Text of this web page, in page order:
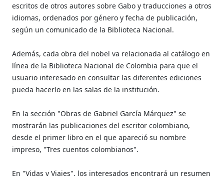
escritos de otros autores sobre Gabo y traducciones a otros
idiomas, ordenados por género y fecha de publicación,
según un comunicado de la Biblioteca Nacional.
Además, cada obra del nobel va relacionada al catálogo en
línea de la Biblioteca Nacional de Colombia para que el
usuario interesado en consultar las diferentes ediciones
pueda hacerlo en las salas de la institución.
En la sección "Obras de Gabriel García Márquez" se
mostrarán las publicaciones del escritor colombiano,
desde el primer libro en el que apareció su nombre
impreso, "Tres cuentos colombianos".
En "Vidas y Viajes", los interesados encontrará un resumen